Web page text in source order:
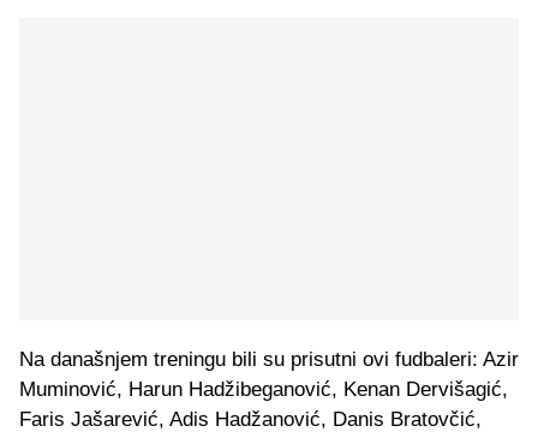
Na današnjem treningu bili su prisutni ovi fudbaleri: Azir
Muminović, Harun Hadžibeganović, Kenan Dervišagić,
Faris Jašarević, Adis Hadžanović, Danis Bratovčić,